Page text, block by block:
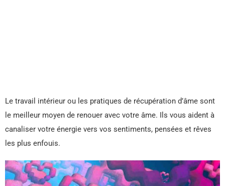
Le travail intérieur ou les pratiques de récupération d’âme sont
le meilleur moyen de renouer avec votre âme. Ils vous aident à
canaliser votre énergie vers vos sentiments, pensées et rêves
les plus enfouis.